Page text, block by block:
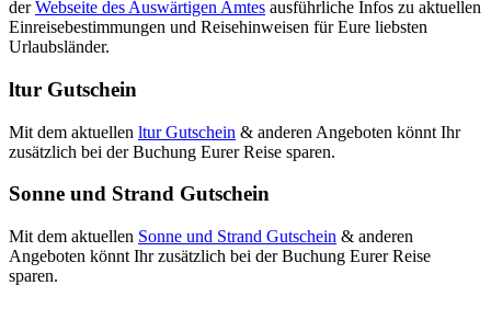
derWebseite des Auswärtigen Amtes ausführliche Infos zu aktuellen
Einreisebestimmungen und Reisehinweisen für Eure liebsten
Urlaubsländer.
ltur Gutschein
Mit dem aktuellen ltur Gutschein & anderen Angeboten könnt Ihr
zusätzlich bei der Buchung Eurer Reise sparen.
Sonne und Strand Gutschein
Mit dem aktuellen Sonne und Strand Gutschein & anderen
Angeboten könnt Ihr zusätzlich bei der Buchung Eurer Reise
sparen.